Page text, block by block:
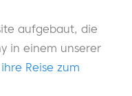
aufgebaut, die
in einem unserer
ihre Reise zum